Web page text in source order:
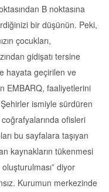
B noktasına
bir düşünün. Peki,
çocukları,
gidişatı tersine
hayata geçirilen ve
EMBARQ, faaliyetlerini
ismiyle sürdüren
ofisleri
bu sayfalara taşıyan
kaynakların tükenmesi
diyor
Kurumun merkezinde